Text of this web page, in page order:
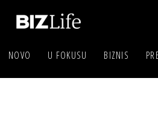
NOVO U FOKUSU BIZNIS